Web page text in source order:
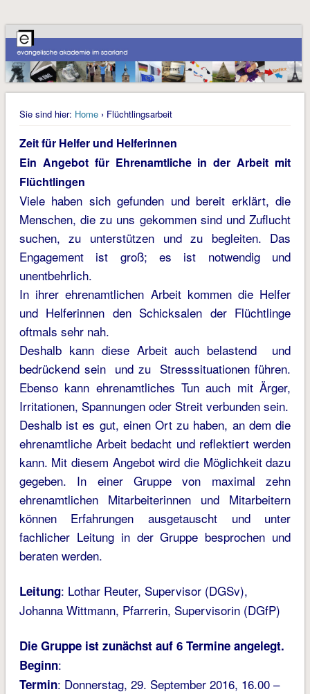
Sie sind hier: Home› Flüchtlingsarbeit
Zeit für Helfer und Helferinnen
Ein Angebot für Ehrenamtliche in der Arbeit mit
Flüchtlingen
Viele haben sich gefunden und bereit erklärt, die
Menschen, die zu uns gekommen sind und Zuflucht
suchen, zu unterstützen und zu begleiten. Das
Engagement ist groß; es ist notwendig und
unentbehrlich.
In ihrer ehrenamtlichen Arbeit kommen die Helfer
und Helferinnen den Schicksalen der Flüchtlinge
oftmals sehr nah.
Deshalb kann diese Arbeit auch belastend und
bedrückend sein und zu Stresssituationen führen.
Ebenso kann ehrenamtliches Tun auch mit Ärger,
Irritationen, Spannungen oder Streit verbunden sein.
Deshalb ist es gut, einen Ort zu haben, an dem die
ehrenamtliche Arbeit bedacht und reflektiert werden
kann. Mit diesem Angebot wird die Möglichkeit dazu
gegeben. In einer Gruppe von maximal zehn
ehrenamtlichen Mitarbeiterinnen und Mitarbeitern
können Erfahrungen ausgetauscht und unter
fachlicher Leitung in der Gruppe besprochen und
beraten werden.
Leitung: Lothar Reuter, Supervisor (DGSv),
Johanna Wittmann, Pfarrerin, Supervisorin (DGfP)
Die Gruppe ist zunächst auf 6 Termine angelegt.
Beginn:
Termin: Donnerstag, 29. September 2016, 16.00 –